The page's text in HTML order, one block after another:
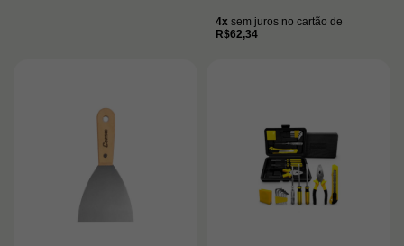
4x sem juros no cartão de
R$62,34